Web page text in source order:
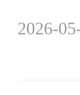
2026-